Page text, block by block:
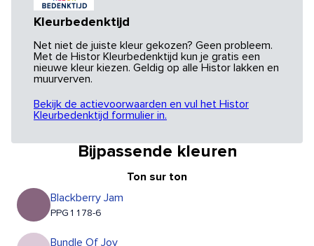
Kleurbedenktijd
Net niet de juiste kleur gekozen? Geen probleem.
Met de Histor Kleurbedenktijd kun je gratis een
nieuwe kleur kiezen. Geldig op alle Histor lakken en
muurverven.
Bekijk de actievoorwaarden en vul het Histor
Kleurbedenktijd formulier in.
Bijpassende kleuren
Ton sur ton
Blackberry Jam
PPG1178-6
Bundle Of Joy